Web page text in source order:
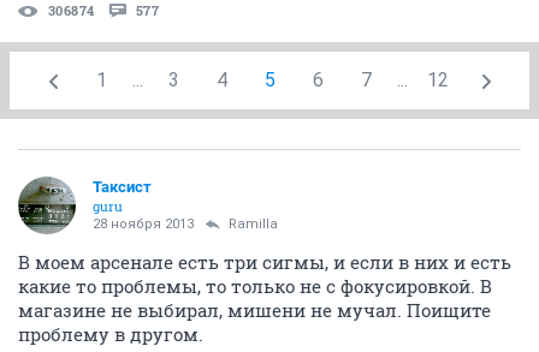
306874 577
1 ... 3 4 5 6 7 ... 12
Таксист
guru
28 ноября 2013 Ramilla
В моем арсенале есть три сигмы, и если в них и есть
какие то проблемы, то только не с фокусировкой. В
магазине не выбирал, мишени не мучал. Поищите
проблему в другом.